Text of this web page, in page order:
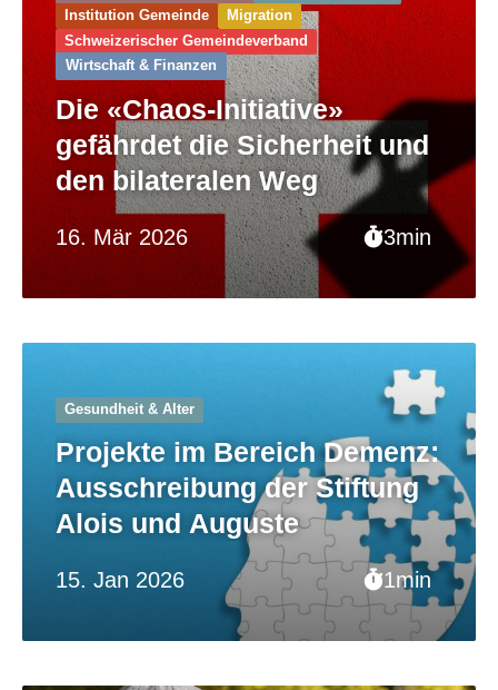
16. Mär 2026 3min
Institution Gemeinde
Migration
Schweizerischer Gemeinde­verband
Wirtschaft & Finanzen
Die «Chaos-Initiative»
gefährdet die Sicherheit und
den bilateralen Weg
15. Jan 2026 1min
Gesundheit & Alter
Projekte im Bereich Demenz:
Ausschreibung der Stiftung
Alois und Auguste